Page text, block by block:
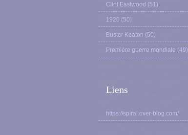
Clint Eastwood (51)
1920 (50)
Buster Keaton (50)
Première guerre mondiale (49)
Liens
https://spiral.over-blog.com/